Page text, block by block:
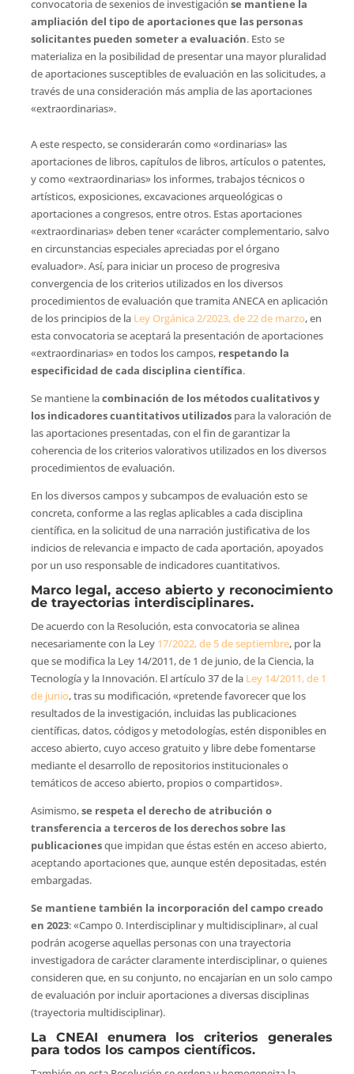
convocatoria de sexenios de investigación se mantiene la
ampliación del tipo de aportaciones que las personas
solicitantes pueden someter a evaluación. Esto se
materializa en la posibilidad de presentar una mayor pluralidad
de aportaciones susceptibles de evaluación en las solicitudes, a
través de una consideración más amplia de las aportaciones
«extraordinarias».
A este respecto, se considerarán como «ordinarias» las
aportaciones de libros, capítulos de libros, artículos o patentes,
y como «extraordinarias» los informes, trabajos técnicos o
artísticos, exposiciones, excavaciones arqueológicas o
aportaciones a congresos, entre otros. Estas aportaciones
«extraordinarias» deben tener «carácter complementario, salvo
en circunstancias especiales apreciadas por el órgano
evaluador». Así, para iniciar un proceso de progresiva
convergencia de los criterios utilizados en los diversos
procedimientos de evaluación que tramita ANECA en aplicación
de los principios de la Ley Orgánica 2/2023, de 22 de marzo, en
esta convocatoria se aceptará la presentación de aportaciones
«extraordinarias» en todos los campos, respetando la
especificidad de cada disciplina científica.
Se mantiene lacombinación de los métodos cualitativos y
los indicadores cuantitativos utilizadospara la valoración de
las aportaciones presentadas, con el fin de garantizar la
coherencia de los criterios valorativos utilizados en los diversos
procedimientos de evaluación.
En los diversos campos y subcampos de evaluación esto se
concreta, conforme a las reglas aplicables a cada disciplina
científica, en la solicitud de una narración justificativa de los
indicios de relevancia e impacto de cada aportación, apoyados
por un uso responsable de indicadores cuantitativos.
Marco legal, acceso abierto y reconocimiento
de trayectorias interdisciplinares.
De acuerdo con la Resolución, esta convocatoria se alinea
necesariamente con la Ley 17/2022, de 5 de septiembre, por la
que se modifica la Ley 14/2011, de 1 de junio, de la Ciencia, la
Tecnología y la Innovación. El artículo 37 de la Ley 14/2011, de 1
de junio, tras su modificación, «pretende favorecer que los
resultados de la investigación, incluidas las publicaciones
científicas, datos, códigos y metodologías, estén disponibles en
acceso abierto, cuyo acceso gratuito y libre debe fomentarse
mediante el desarrollo de repositorios institucionales o
temáticos de acceso abierto, propios o compartidos».
Asimismo,se respeta el derecho de atribución o
transferencia a terceros de los derechos sobre las
publicacionesque impidan que éstas estén en acceso abierto,
aceptando aportaciones que, aunque estén depositadas, estén
embargadas.
Se mantiene también la incorporación del campo creado
en 2023: «Campo 0. Interdisciplinar y multidisciplinar», al cual
podrán acogerse aquellas personas con una trayectoria
investigadora de carácter claramente interdisciplinar, o quienes
consideren que, en su conjunto, no encajarían en un solo campo
de evaluación por incluir aportaciones a diversas disciplinas
(trayectoria multidisciplinar).
La CNEAI enumera los criterios generales
para todos los campos científicos.